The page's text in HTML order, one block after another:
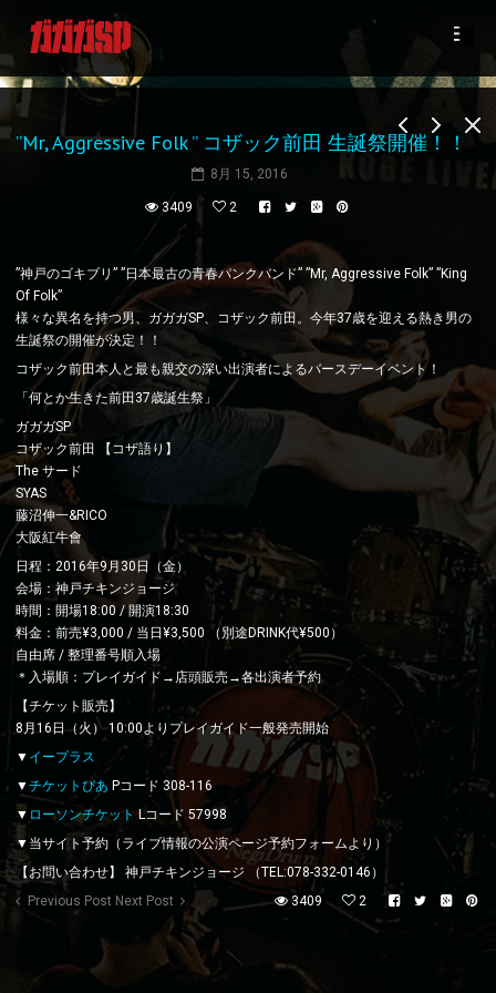
”Mr, Aggressive Folk ” コザック前田 生誕祭開催！！
8月 15, 2016
3409 2
”神戸のゴキブリ” ”日本最古の青春パンクバンド” ”Mr, Aggressive Folk” ”King
Of Folk”
様々な異名を持つ男、ガガガSP、コザック前田。今年37歳を迎える熱き男の
生誕祭の開催が決定！！
コザック前田本人と最も親交の深い出演者によるバースデーイベント！
「何とか生きた前田37歳誕生祭」
ガガガSP
コザック前田 【コザ語り】
The サード
SYAS
藤沼伸一&RICO
大阪紅牛會
日程：2016年9月30日（金）
会場：神戸チキンジョージ
時間：開場18:00 / 開演18:30
料金：前売¥3,000 / 当日¥3,500 （別途DRINK代¥500）
自由席 / 整理番号順入場
＊入場順：プレイガイド→店頭販売→各出演者予約
【チケット販売】
8月16日（火） 10:00よりプレイガイド一般発売開始
▼ イープラス
▼チケットぴあ Pコード 308-116
▼ ローソンチケット Lコード 57998
▼当サイト予約（ライブ情報の公演ページ予約フォームより）
【お問い合わせ】 神戸チキンジョージ （TEL:078-332-0146）
Previous Post Next Post 3409 2